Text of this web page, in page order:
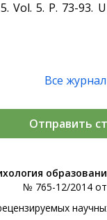
Vol. 5. P. 73-93.
Все
Отправить
№ 765-12/2014